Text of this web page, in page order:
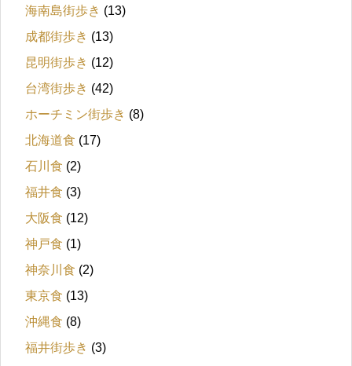
海南島街歩き (13)
成都街歩き (13)
昆明街歩き (12)
台湾街歩き (42)
ホーチミン街歩き (8)
北海道食 (17)
石川食 (2)
福井食 (3)
大阪食 (12)
神戸食 (1)
神奈川食 (2)
東京食 (13)
沖縄食 (8)
福井街歩き (3)